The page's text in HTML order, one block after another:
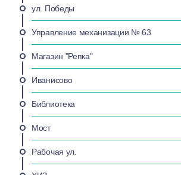
ул. Победы
Управление механизации № 63
Магазин "Репка"
Иванисово
Библиотека
Мост
Рабочая ул.